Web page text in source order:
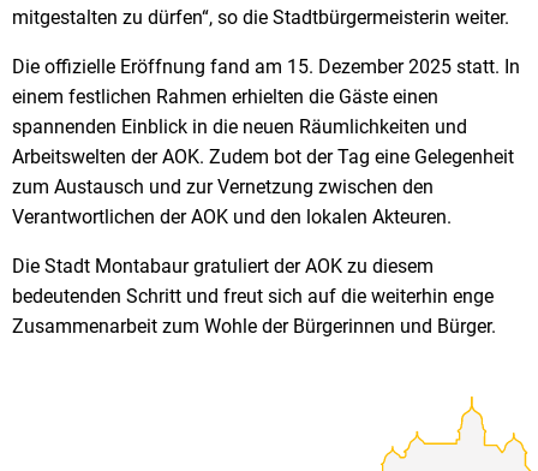
mitgestalten zu dürfen“, so die Stadtbürgermeisterin weiter.
Die offizielle Eröffnung fand am 15. Dezember 2025 statt. In
einem festlichen Rahmen erhielten die Gäste einen
spannenden Einblick in die neuen Räumlichkeiten und
Arbeitswelten der AOK. Zudem bot der Tag eine Gelegenheit
zum Austausch und zur Vernetzung zwischen den
Verantwortlichen der AOK und den lokalen Akteuren.
Die Stadt Montabaur gratuliert der AOK zu diesem
bedeutenden Schritt und freut sich auf die weiterhin enge
Zusammenarbeit zum Wohle der Bürgerinnen und Bürger.